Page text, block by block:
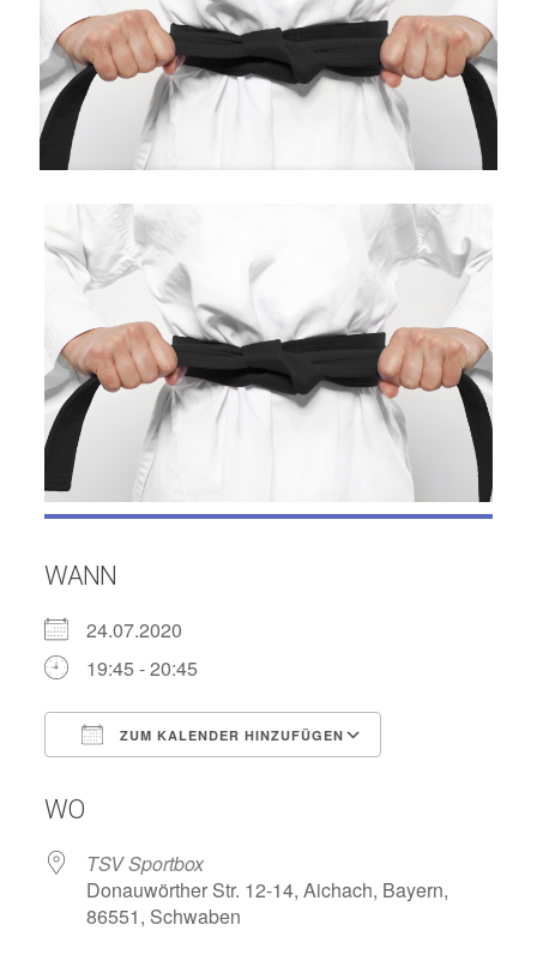
WANN
24.07.2020
19:45 - 20:45
ZUM KALENDER HINZUFÜGEN
WO
TSV Sportbox
Donauwörther Str. 12-14, Aichach, Bayern,
86551, Schwaben